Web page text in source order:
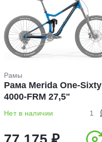
Рамы
Рама Merida One-Sixty
4000-FRM 27,5ʺ
Нет в наличии 1